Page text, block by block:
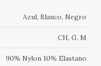
Azul, Blanco, Negro
CH, G, M
90% Nylon 10% Elastano